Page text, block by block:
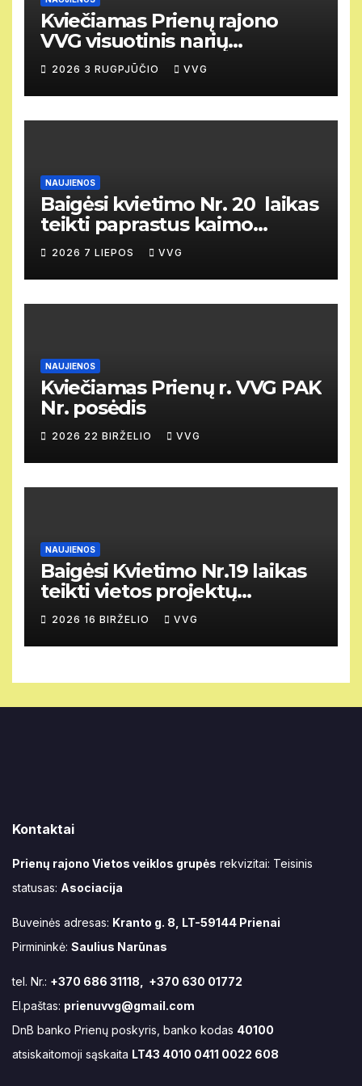
Kviečiamas Prienų rajono
VVG visuotinis narių
susirinkimas
2026 3 RUGPJŪČIO VVG
NAUJIENOS
Baigėsi kvietimo Nr. 20 laikas
teikti paprastus kaimo
vietovių vietos projektus
2026 7 LIEPOS VVG
NAUJIENOS
Kviečiamas Prienų r. VVG PAK
Nr. posėdis
2026 22 BIRŽELIO VVG
NAUJIENOS
Baigėsi Kvietimo Nr.19 laikas
teikti vietos projektų
paraiškas.
2026 16 BIRŽELIO VVG
Kontaktai
Prienų rajono Vietos veiklos grupės rekvizitai: Teisinis
statusas: Asociacija
Buveinės adresas: Kranto g. 8, LT-59144 Prienai
Pirmininkė: Saulius Narūnas
tel. Nr.: +370 686 31118, +370 630 01772
El.paštas: prienuvvg@gmail.com
DnB banko Prienų poskyris, banko kodas 40100
atsiskaitomoji sąskaita LT43 4010 0411 0022 608